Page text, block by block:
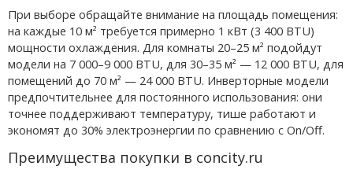
При выборе обращайте внимание на площадь помещения:
на каждые 10 м² требуется примерно 1 кВт (3 400 BTU)
мощности охлаждения. Для комнаты 20–25 м² подойдут
модели на 7 000–9 000 BTU, для 30–35 м² — 12 000 BTU, для
помещений до 70 м² — 24 000 BTU. Инверторные модели
предпочтительнее для постоянного использования: они
точнее поддерживают температуру, тише работают и
экономят до 30% электроэнергии по сравнению с On/Off.
Преимущества покупки в concity.ru